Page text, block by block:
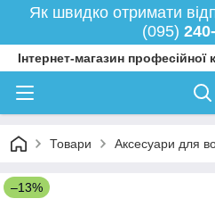
Як швидко отримати
(095)
Інтернет-магазин
Товари Аксесуари для
–13%